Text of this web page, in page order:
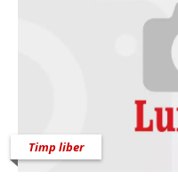
Timp liber